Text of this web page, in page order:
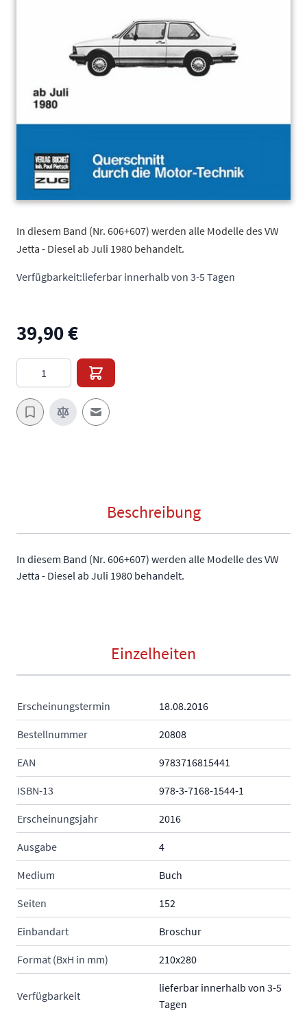
In diesem Band (Nr. 606+607) werden alle Modelle des VW
Jetta - Diesel ab Juli 1980 behandelt.
Verfügbarkeit:lieferbar innerhalb von 3-5 Tagen
39,90 €
E-Mail an einen Freund
Beschreibung
In diesem Band (Nr. 606+607) werden alle Modelle des VW
Jetta - Diesel ab Juli 1980 behandelt.
Einzelheiten
Erscheinungstermin 18.08.2016
Bestellnummer 20808
EAN 9783716815441
ISBN-13 978-3-7168-1544-1
Erscheinungsjahr 2016
Ausgabe 4
Medium Buch
Seiten 152
Einbandart Broschur
Format (BxH in mm) 210x280
Verfügbarkeit
lieferbar innerhalb von 3-5
Tagen